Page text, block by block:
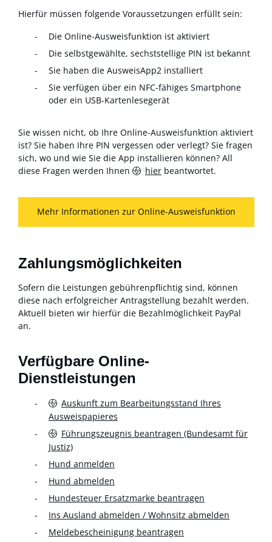
Hierfür müssen folgende Voraussetzungen erfüllt sein:
Die Online-Ausweisfunktion ist aktiviert
Die selbstgewählte, sechststellige PIN ist bekannt
Sie haben die AusweisApp2 installiert
Sie verfügen über ein NFC-fähiges Smartphone
oder ein USB-Kartenlesegerät
Sie wissen nicht, ob Ihre Online-Ausweisfunktion aktiviert
ist? Sie haben Ihre PIN vergessen oder verlegt? Sie fragen
sich, wo und wie Sie die App installieren können? All
diese Fragen werden Ihnen
hier beantwortet.
Mehr Informationen zur Online-Ausweisfunktion
Zahlungsmöglichkeiten
Sofern die Leistungen gebührenpflichtig sind, können
diese nach erfolgreicher Antragstellung bezahlt werden.
Aktuell bieten wir hierfür die Bezahlmöglichkeit PayPal
an.
Verfügbare Online-
Dienstleistungen
Auskunft zum Bearbeitungsstand Ihres
Ausweispapieres
Führungszeugnis beantragen (Bundesamt für
Justiz)
Hund anmelden
Hund abmelden
Hundesteuer Ersatzmarke beantragen
Ins Ausland abmelden / Wohnsitz abmelden
Meldebescheinigung beantragen